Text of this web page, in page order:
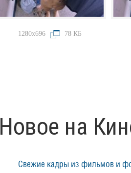
1280x696 78 КБ
Новое на
Свежие кадры из фильмов и